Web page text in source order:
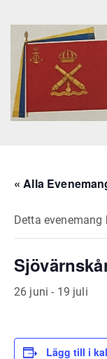
« Alla
Detta
26 juni - 19 juli
Lägg till i